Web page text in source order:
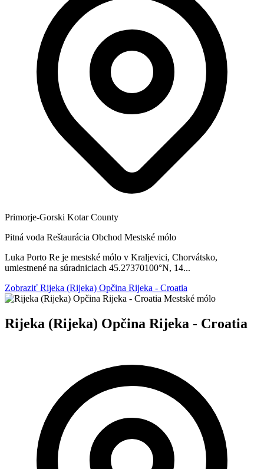
Primorje-Gorski Kotar County
Pitná voda Reštaurácia Obchod Mestské mólo
Luka Porto Re je mestské mólo v Kraljevici, Chorvátsko,
umiestnené na súradniciach 45.27370100°N, 14...
Zobraziť Rijeka (Rijeka) Opčina Rijeka - Croatia
Mestské mólo
Rijeka (Rijeka) Opčina Rijeka - Croatia